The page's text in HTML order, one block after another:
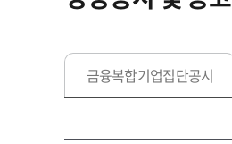
로
동
금융복합기업집단공시